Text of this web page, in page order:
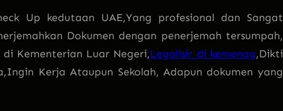
Up kedutaan UAE,Yang profesional dan Sangat
Dokumen dengan penerjemah tersumpah,
Kementerian Luar Negeri,Legalisir di kemenag,Dikti
Kerja Ataupun Sekolah, Adapun dokumen yang